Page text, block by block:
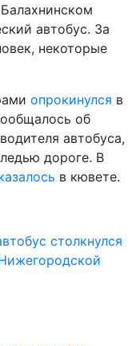
автобус. За
некоторые
опрокинулся в
об
автобуса,
дороге. В
в кювете.
столкнулся